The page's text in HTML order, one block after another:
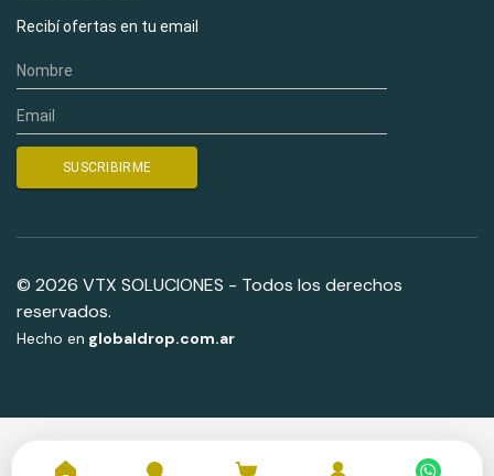
Recibí ofertas en tu email
© 2026 VTX SOLUCIONES - Todos los derechos
reservados.
Hecho en globaldrop.com.ar